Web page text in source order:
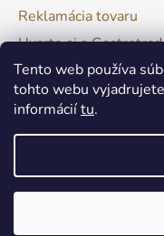
Tento web používa
tohto webu
informáciítu.
Reklamácia tovaru
Uvarte si s
Naše produkty - Tipy
Obchodné podmienky